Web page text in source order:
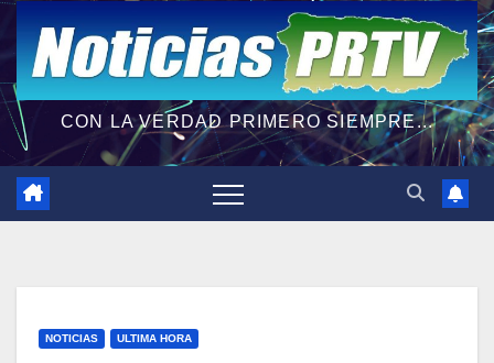
CON LA VERDAD PRIMERO SIEMPRE...
NOTICIAS ULTIMA HORA